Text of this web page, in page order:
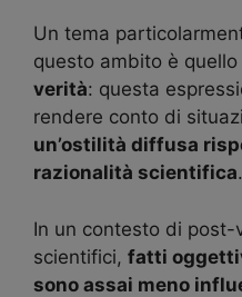
Un tema
questo ambito è
verità: questa
rendere conto di
un’ostilità diffusa
razionalità scientifica.
In un contesto di
scientifici, fatti
sono assai meno